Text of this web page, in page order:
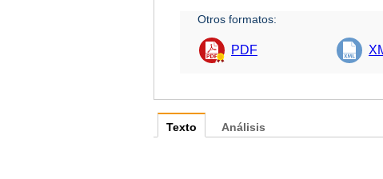
Otros formatos:
PDF
Texto Análisis